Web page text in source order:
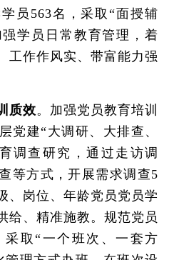
员563名，采取“面授辅
学员日常教育管理，着
工作作风实、带富能力强
质效。加强党员教育培训
党建“大调研、大排查、
调查研究，通过走访调
等方式，开展需求调查5
、岗位、年龄党员党员学
给、精准施教。规范党员
取“一个班次、一套方